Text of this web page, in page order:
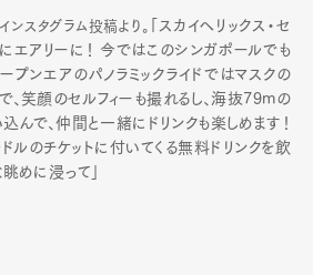
スタグラム投稿より。
「スカイヘリックス・セ
エアリーに！ 今ではこのシンガポールでも
プンエアのパノラミックライドではマスクの
、笑顔のセルフィーも撮れるし、海抜79mの
んで、仲間と一緒にドリンクも楽しめます！
のチケットに付いてくる無料ドリンクを飲
めに浸って」